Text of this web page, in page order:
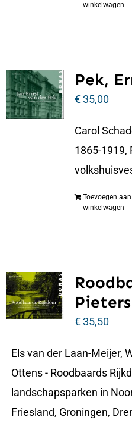
winkelwagen
Pek,
€35,00
Carol
1865-1919,
Toevoegen aan
winkelwagen
Pieters
€35,50
Els van der Laan-Meijer,
Ottens - Roodbaards
landschapsparken in
Friesland, Groningen,